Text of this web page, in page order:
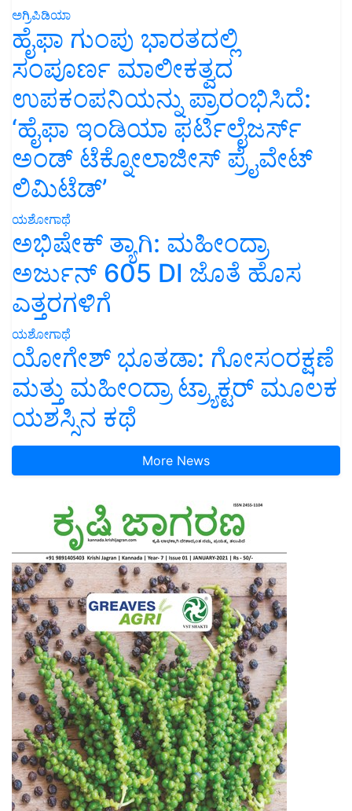
ಅಗ್ರಿಪಿಡಿಯಾ
ಹೈಫಾ ಗುಂಪು ಭಾರತದಲ್ಲಿ
ಸಂಪೂರ್ಣ ಮಾಲೀಕತ್ವದ
ಉಪಕಂಪನಿಯನ್ನು ಪ್ರಾರಂಭಿಸಿದೆ:
‘ಹೈಫಾ ಇಂಡಿಯಾ ಫರ್ಟಿಲೈಜರ್ಸ್
ಅಂಡ್ ಟೆಕ್ನೋಲಾಜೀಸ್ ಪ್ರೈವೇಟ್
ಲಿಮಿಟೆಡ್’
ಯಶೋಗಾಥೆ
ಅಭಿಷೇಕ್ ತ್ಯಾಗಿ: ಮಹೀಂದ್ರಾ
ಅರ್ಜುನ್ 605 DI ಜೊತೆ ಹೊಸ
ಎತ್ತರಗಳಿಗೆ
ಯಶೋಗಾಥೆ
ಯೋಗೇಶ್ ಭೂತಡಾ: ಗೋಸಂರಕ್ಷಣೆ
ಮತ್ತು ಮಹೀಂದ್ರಾ ಟ್ರ್ಯಾಕ್ಟರ್ ಮೂಲಕ
ಯಶಸ್ಸಿನ ಕಥೆ
More News